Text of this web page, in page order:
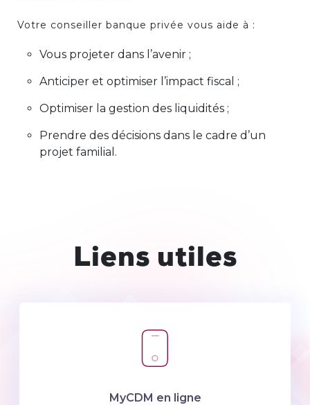
Votre conseiller banque privée vous aide à :
Vous projeter dans l’avenir ;
Anticiper et optimiser l’impact fiscal ;
Optimiser la gestion des liquidités ;
Prendre des décisions dans le cadre d’un
projet familial.
Liens utiles
MyCDM en ligne